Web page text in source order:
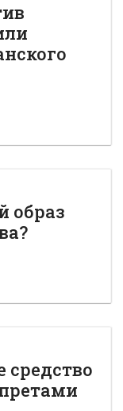
образ
средство